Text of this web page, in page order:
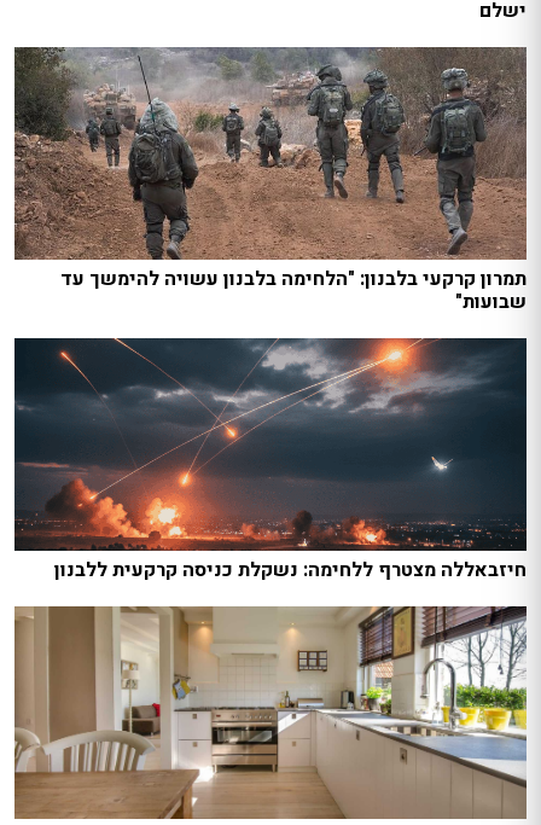
ישלם
תמרון קרקעי בלבנון: "הלחימה בלבנון עשויה להימשך עד
שבועות"
חיזבאללה מצטרף ללחימה: נשקלת כניסה קרקעית ללבנון